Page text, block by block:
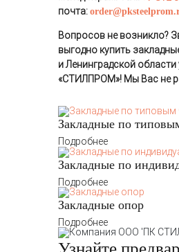
почта:
Вопросов не возникло?
выгодно купить
и Ленинградской
«СТИЛПРОМ»! Мы Вас не
Закладные по
Подробнее
Закладные по
Подробнее
Закладные опор
Подробнее